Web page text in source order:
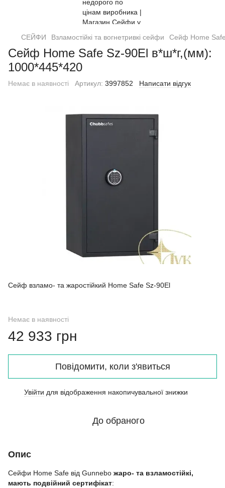
СЕЙФИ Взламостійкі та вогнетривкі сейфи Сейф Home
Сейф Home Safe Sz-90El в*ш*г,(мм):
1000*445*420
Немає в наявності Артикул: 3997852 Написати відгук
Сейф взламо- та жаростійкий Home Safe Sz-90El
Немає в наявності
42 933 грн
Повідомити, коли з'явиться
Увійти для відображення накопичувальної знижки
До обраного
Опис
Сейфи Home Safe від Gunnebo жаро- та взламостійкі,
мають подвійний сертифікат: